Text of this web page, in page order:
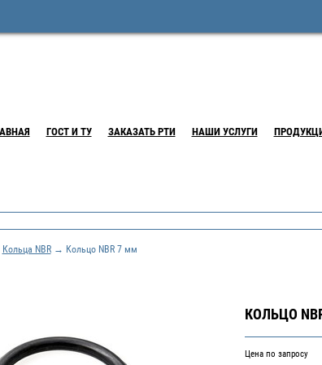
ГОСТ И ТУ ЗАКАЗАТЬ РТИ НАШИ УСЛУГИ
Кольца NBR→ Кольцо NBR 7 мм
КОЛЬЦО
Цена по запросу